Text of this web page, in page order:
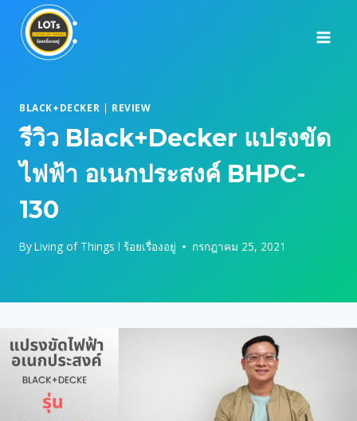
content
BLACK+DECKER | REVIEW
รีวิว Black+Decker แปรงขัด
ไฟฟ้า อเนกประสงค์ BHPC-
130
ByLiving of Things l ร้อยเรื่องอยู่ กรกฎาคม 25, 2021